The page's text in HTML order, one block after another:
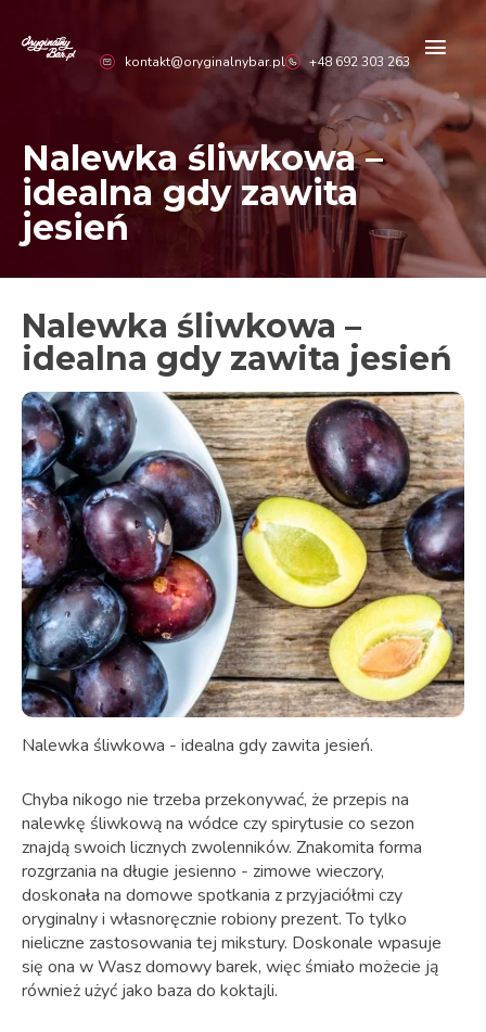
treści
kontakt@oryginalnybar.pl +48 692 303 263
Nalewka śliwkowa –
idealna gdy zawita
jesień
Nalewka śliwkowa –
idealna gdy zawita jesień
Nalewka śliwkowa - idealna gdy zawita jesień.
Chyba nikogo nie trzeba przekonywać, że przepis na
nalewkę śliwkową na wódce czy spirytusie co sezon
znajdą swoich licznych zwolenników. Znakomita forma
rozgrzania na długie jesienno - zimowe wieczory,
doskonała na domowe spotkania z przyjaciółmi czy
oryginalny i własnoręcznie robiony prezent. To tylko
nieliczne zastosowania tej mikstury. Doskonale wpasuje
się ona w Wasz domowy barek, więc śmiało możecie ją
również użyć jako baza do koktajli.